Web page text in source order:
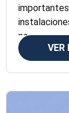
no
VER